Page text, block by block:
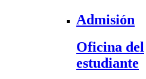
Admisión
Oficina del
estudiante